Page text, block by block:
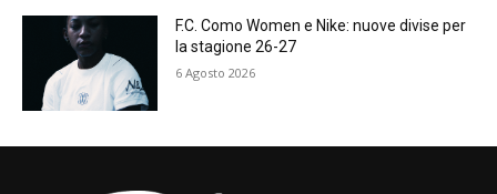
F.C. Como Women e Nike: nuove divise per
la stagione 26-27
6 Agosto 2026